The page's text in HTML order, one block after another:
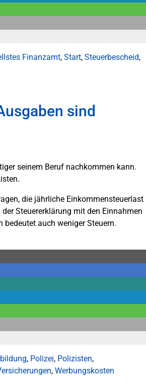
Finanzamt, Start, Steuerbescheid,
sind
seinem Beruf nachkommen kann.
die jährliche Einkommensteuerlast
Steuererklärung mit den Einnahmen
auch weniger Steuern.
, Polizei, Polizisten,
, Werbungskosten